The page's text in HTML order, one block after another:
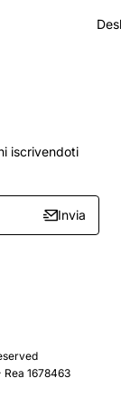
iscrivendoti
Invia
Rea 1678463